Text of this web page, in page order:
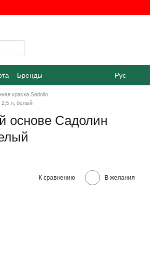
Бренды Рус
краска Sadolin
2,5 л, белый
основе Садолин
К сравнению В желания